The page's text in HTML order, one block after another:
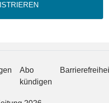
Abo
kündigen